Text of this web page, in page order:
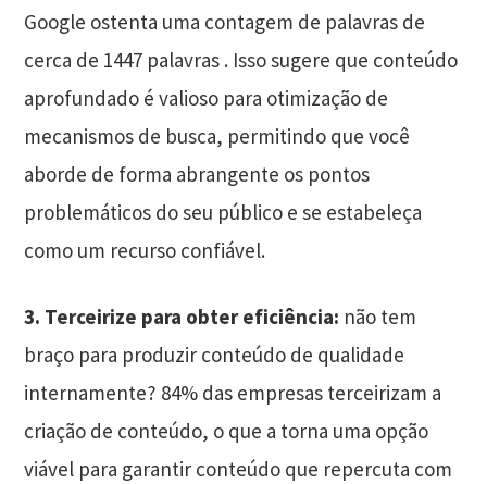
Google ostenta uma contagem de palavras de
cerca de 1447 palavras . Isso sugere que conteúdo
aprofundado é valioso para otimização de
mecanismos de busca, permitindo que você
aborde de forma abrangente os pontos
problemáticos do seu público e se estabeleça
como um recurso confiável.
3. Terceirize para obter eficiência: não tem
braço para produzir conteúdo de qualidade
internamente? 84% das empresas terceirizam a
criação de conteúdo, o que a torna uma opção
viável para garantir conteúdo que repercuta com